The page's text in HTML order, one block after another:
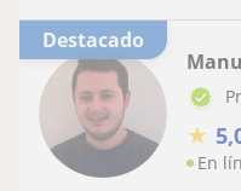
Destacado
★
En